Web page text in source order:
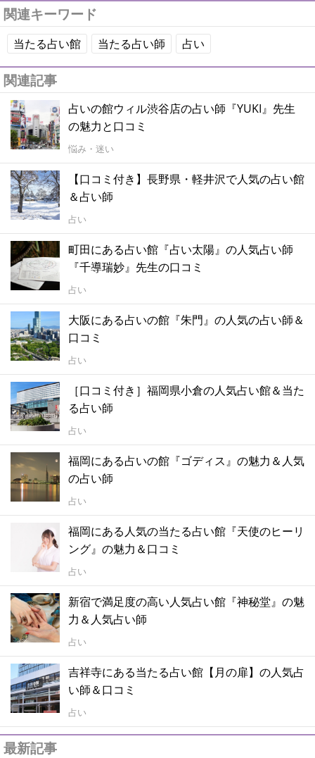
関連キーワード
当たる占い館 当たる占い師 占い
関連記事
占いの館ウィル渋谷店の占い師『YUKI』先生
の魅力と口コミ
悩み・迷い
【口コミ付き】長野県・軽井沢で人気の占い館
＆占い師
占い
町田にある占い館『占い太陽』の人気占い師
『千導瑞妙』先生の口コミ
占い
大阪にある占いの館『朱門』の人気の占い師＆
口コミ
占い
［口コミ付き］福岡県小倉の人気占い館＆当た
る占い師
占い
福岡にある占いの館『ゴディス』の魅力＆人気
の占い師
占い
福岡にある人気の当たる占い館『天使のヒーリ
ング』の魅力＆口コミ
占い
新宿で満足度の高い人気占い館『神秘堂』の魅
力＆人気占い師
占い
吉祥寺にある当たる占い館【月の扉】の人気占
い師＆口コミ
占い
最新記事